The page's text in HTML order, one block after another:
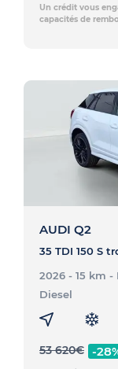
Un crédit vous
capacités de
AUDI Q2
2026 - 15 km -
Diesel
53 620€ -